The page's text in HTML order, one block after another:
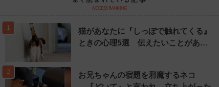
1
猫があなたに『しっぽで触れてくる』
ときの心理5選 伝えたいことがあ…
2
お兄ちゃんの宿題を邪魔するネコ